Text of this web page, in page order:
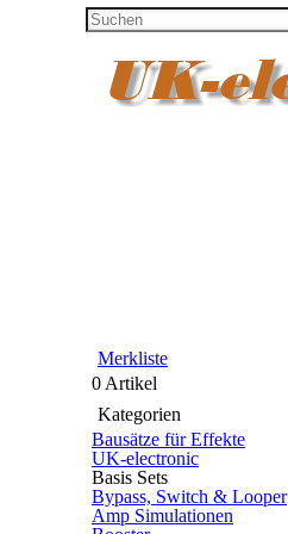
Merkliste
0 Artikel
Kategorien
Bausätze für Effekte
UK-electronic
Basis Sets
Bypass, Switch & Looper
Amp Simulationen